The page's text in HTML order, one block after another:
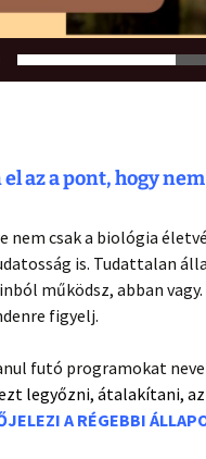
az a pont, hogy
nem csak a biológia
is. Tudattalan
működsz, abban
figyelj.
futó programokat
legyőzni, átalakítani, az
A RÉGEBBI